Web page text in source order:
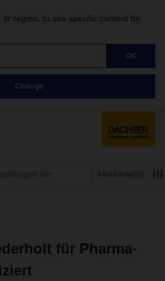
region, to see specific content for
OK
Change
Merkliste(0)
für Pharma-